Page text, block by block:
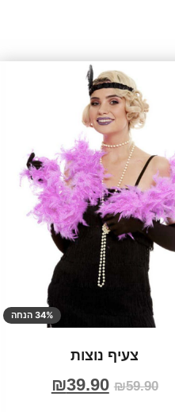
34% הנחה
צעיף נוצות
₪59.90
₪39.90